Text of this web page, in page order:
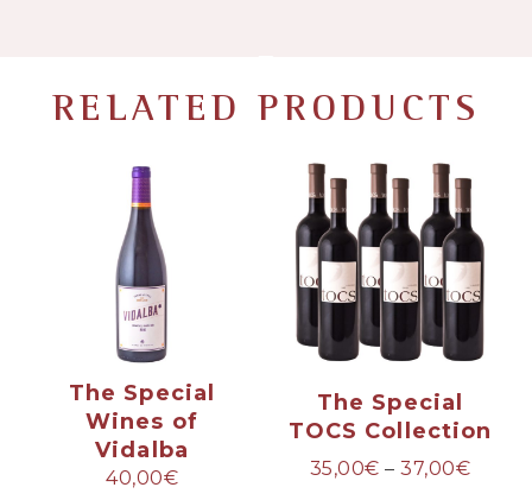
RELATED PRODUCTS
The Special
Wines of
Vidalba
40,00€
The Special
TOCS Collection
35,00€ – 37,00€